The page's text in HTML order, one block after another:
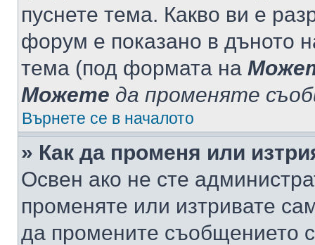
пуснете тема. Какво ви е
форум е показано в дъното
тема (под формата на
Можете да променяте
Върнете се в началото
» Как да променя или
Освен ако не сте
променяте или изтривате
да промените съобщението